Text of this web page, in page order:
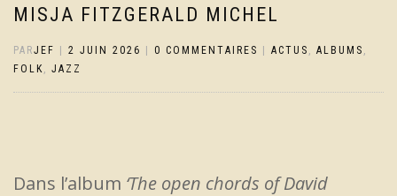
MISJA FITZGERALD MICHEL
PARJEF 2 JUIN 2026 0 COMMENTAIRES ACTUS , ALBUMS ,
FOLK, JAZZ
Dans l’album ‘The open chords of David